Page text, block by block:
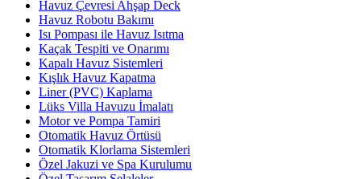
Havuz Çevresi Ahşap Deck
Havuz Robotu Bakımı
Isı Pompası ile Havuz Isıtma
Kaçak Tespiti ve Onarımı
Kapalı Havuz Sistemleri
Kışlık Havuz Kapatma
Liner (PVC) Kaplama
Lüks Villa Havuzu İmalatı
Motor ve Pompa Tamiri
Otomatik Havuz Örtüsü
Otomatik Klorlama Sistemleri
Özel Jakuzi ve Spa Kurulumu